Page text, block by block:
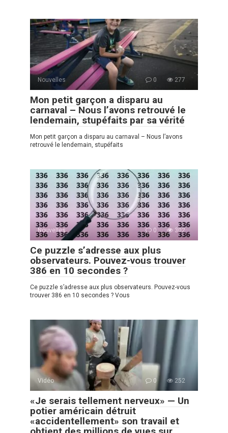
Nouvelles 0 277
Mon petit garçon a disparu au
carnaval – Nous l’avons retrouvé le
lendemain, stupéfaits par sa vérité
Mon petit garçon a disparu au carnaval – Nous l’avons
retrouvé le lendemain, stupéfaits
Nouvelles 0 302
Ce puzzle s’adresse aux plus
observateurs. Pouvez-vous trouver
386 en 10 secondes ?
Ce puzzle s’adresse aux plus observateurs. Pouvez-vous
trouver 386 en 10 secondes ? Vous
Vidéo 0 252
«Je serais tellement nerveux» — Un
potier américain détruit
«accidentellement» son travail et